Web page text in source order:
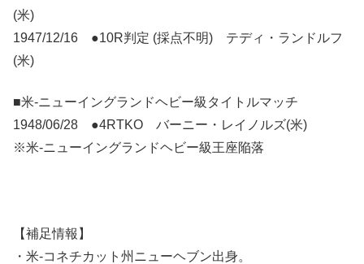
(米)
1947/12/16 ●10R判定 (採点不明) テディ・ランドルフ
(米)
■米-ニューイングランドヘビー級タイトルマッチ
1948/06/28 ●4RTKO バーニー・レイノルズ(米)
※米-ニューイングランドヘビー級王座陥落
【補足情報】
・米-コネチカット州ニューヘブン出身。